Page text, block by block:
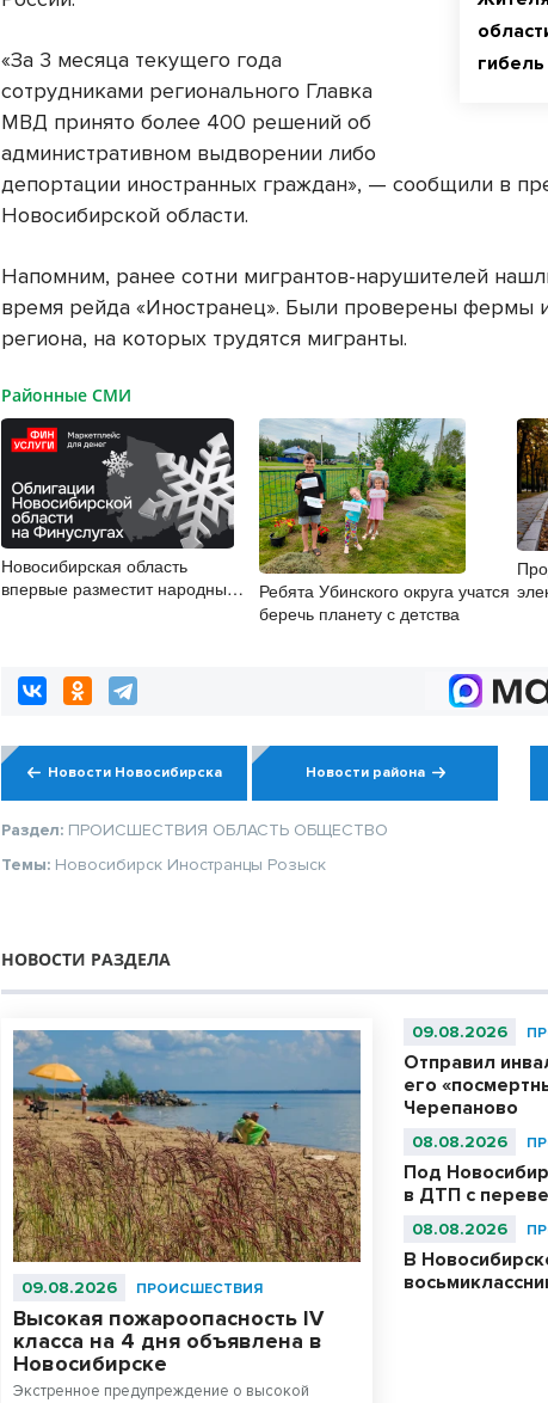
«За 3 месяца текущего года
сотрудниками регионального Главка
МВД принято более 400 решений об
административном выдворении либо
депортации иностранных граждан», — сообщили в
Новосибирской области.
Напомним, ранее сотни мигрантов-нарушителей
время рейда «Иностранец». Были проверены фермы
региона, на которых трудятся мигранты.
Районные СМИ
Новосибирская область
впервые разместит народные
Ребята Убинского округа учатся
беречь планету с детства
Новости Новосибирска Новости района
Раздел: ПРОИСШЕСТВИЯ ОБЛАСТЬ ОБЩЕСТВО
Темы: Новосибирск Иностранцы Розыск
НОВОСТИ РАЗДЕЛА
09.08.2026 ПРОИСШЕСТВИЯ
Высокая пожароопасность IV
класса на 4 дня объявлена в
Новосибирске
Экстренное предупреждение о высокой
09.08.2026
Отправил
его
Черепаново
08.08.2026
Под
в ДТП с
08.08.2026
В